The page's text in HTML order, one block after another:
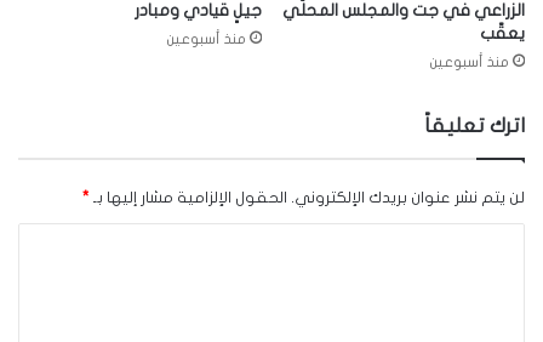
الزراعي في جت والمجلس المحلّي
يعقّب
منذ أسبوعين
جيلٍ قيادي ومبادر
منذ أسبوعين
اترك تعليقاً
لن يتم نشر عنوان بريدك الإلكتروني. الحقول الإلزامية مشار إليها بـ *